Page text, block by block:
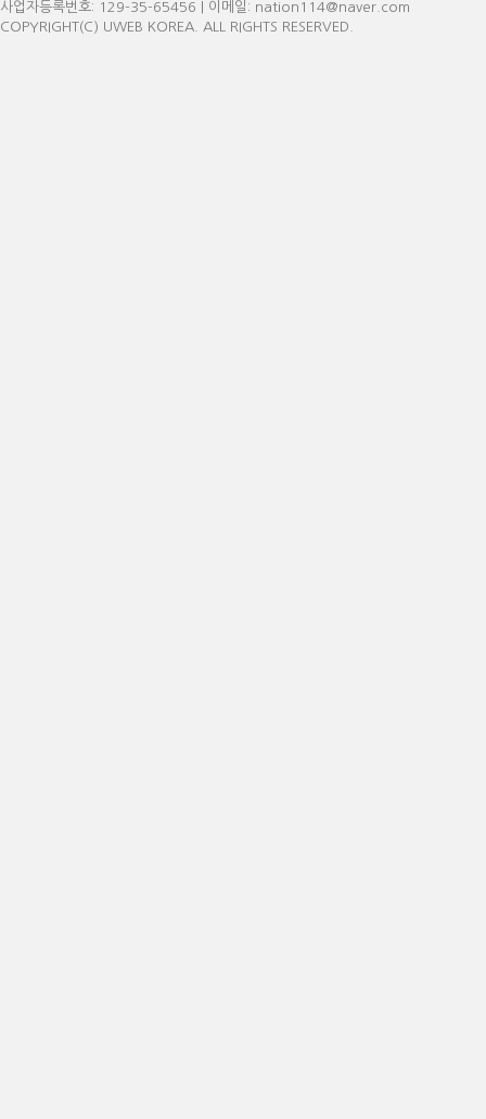
사업자등록번호: 129-35-65456 | 이메일: nation114@naver.com
COPYRIGHT(C) UWEB KOREA. ALL RIGHTS RESERVED.